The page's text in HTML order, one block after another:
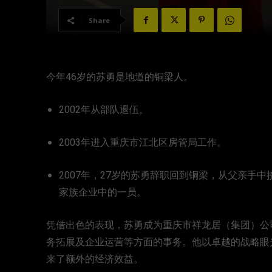
Share
今年46岁的苏勇是地道的铜梁人。
2002年从部队退伍。
2003年进入重庆市江北区房管局工作。
2007年，27岁的苏勇辞职回到铜梁，从父亲手
家族企业中的一员。
凭借出色的表现，苏勇成为重庆市祥龙居（集团）
务拓展及企业运营等方面的事务。他以‌卓越的战略
来了额外的经济效益。